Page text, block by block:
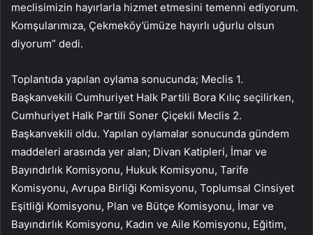
meclisimizin hayırlarla hizmet etmesini temenni ediyorum.
Komşularımıza, Çekmeköy’ümüze hayırlı uğurlu olsun
diyorum” dedi.
Toplantıda yapılan oylama sonucunda; Meclis 1.
Başkanvekili Cumhuriyet Halk Partili Bora Kılıç seçilirken,
Cumhuriyet Halk Partili Soner Çiçekli Meclis 2.
Başkanvekili oldu. Yapılan oylamalar sonucunda gündem
maddeleri arasında yer alan; Divan Katipleri, İmar ve
Bayındırlık Komisyonu, Hukuk Komisyonu, Tarife
Komisyonu, Avrupa Birliği Komisyonu, Toplumsal Cinsiyet
Eşitliği Komisyonu, Plan ve Bütçe Komisyonu, İmar ve
Bayındırlık Komisyonu, Kadın ve Aile Komisyonu, Eğitim,